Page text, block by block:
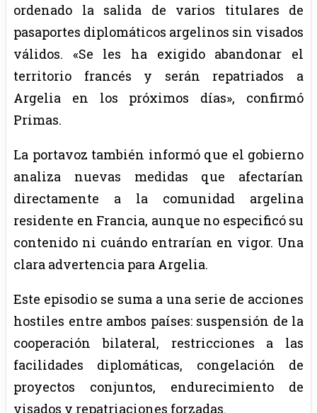
ordenado la salida de varios titulares de
pasaportes diplomáticos argelinos sin visados
válidos. «Se les ha exigido abandonar el
territorio francés y serán repatriados a
Argelia en los próximos días», confirmó
Primas.
La portavoz también informó que el gobierno
analiza nuevas medidas que afectarían
directamente a la comunidad argelina
residente en Francia, aunque no especificó su
contenido ni cuándo entrarían en vigor. Una
clara advertencia para Argelia.
Este episodio se suma a una serie de acciones
hostiles entre ambos países: suspensión de la
cooperación bilateral, restricciones a las
facilidades diplomáticas, congelación de
proyectos conjuntos, endurecimiento de
visados y repatriaciones forzadas.